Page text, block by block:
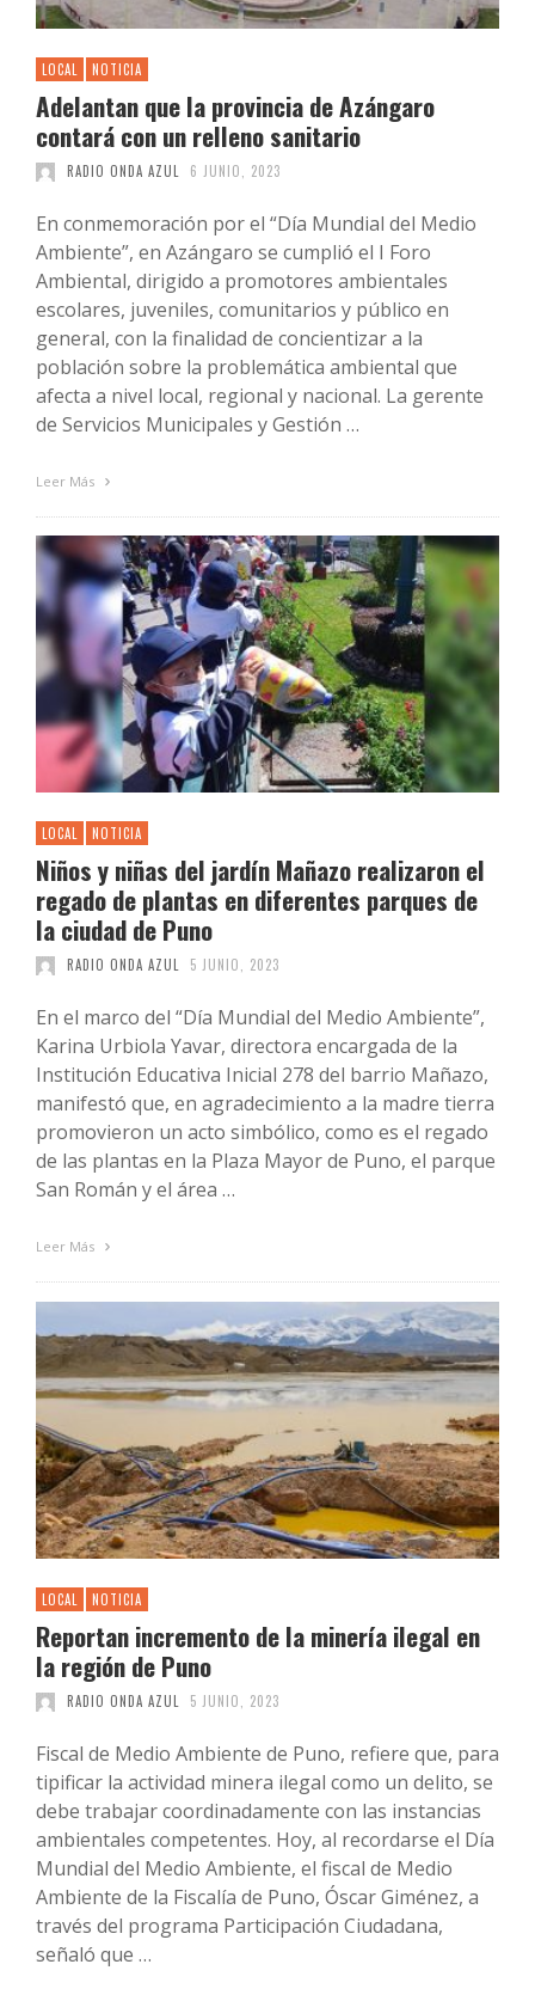
LOCAL NOTICIA
Adelantan que la provincia de Azángaro
contará con un relleno sanitario
RADIO ONDA AZUL 6 JUNIO, 2023
En conmemoración por el “Día Mundial del Medio
Ambiente”, en Azángaro se cumplió el I Foro
Ambiental, dirigido a promotores ambientales
escolares, juveniles, comunitarios y público en
general, con la finalidad de concientizar a la
población sobre la problemática ambiental que
afecta a nivel local, regional y nacional. La gerente
de Servicios Municipales y Gestión …
Leer Más
LOCAL NOTICIA
Niños y niñas del jardín Mañazo realizaron el
regado de plantas en diferentes parques de
la ciudad de Puno
RADIO ONDA AZUL 5 JUNIO, 2023
En el marco del “Día Mundial del Medio Ambiente”,
Karina Urbiola Yavar, directora encargada de la
Institución Educativa Inicial 278 del barrio Mañazo,
manifestó que, en agradecimiento a la madre tierra
promovieron un acto simbólico, como es el regado
de las plantas en la Plaza Mayor de Puno, el parque
San Román y el área …
Leer Más
LOCAL NOTICIA
Reportan incremento de la minería ilegal en
la región de Puno
RADIO ONDA AZUL 5 JUNIO, 2023
Fiscal de Medio Ambiente de Puno, refiere que, para
tipificar la actividad minera ilegal como un delito, se
debe trabajar coordinadamente con las instancias
ambientales competentes. Hoy, al recordarse el Día
Mundial del Medio Ambiente, el fiscal de Medio
Ambiente de la Fiscalía de Puno, Óscar Giménez, a
través del programa Participación Ciudadana,
señaló que …